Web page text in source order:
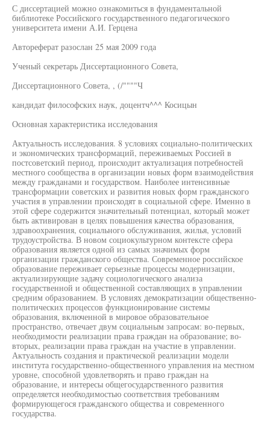
С диссертацией можно ознакомиться в фундаментальной
библиотеке Российского государственного педагогического
университета имени А.И. Герцена
Автореферат разослан 25 мая 2009 года
Ученый секретарь Диссертационного Совета,
Диссертационного Совета, , (/""""Ч
кандидат философских наук, доцентч^^^ Косицын
Основная характеристика исследования
Актуальность исследования. 8 условиях социально-политических
и экономических трансформаций, переживаемых Россией в
постсоветский период, происходит актуализация потребностей
местного сообщества в организации новых форм взаимодействия
между гражданами и государством. Наиболее интенсивные
трансформации советских и развития новых форм гражданского
участия в управлении происходят в социальной сфере. Именно в
этой сфере содержится значительный потенциал, который может
быть активирован в целях повышения качества образования,
здравоохранения, социального обслуживания, жилья, условий
трудоустройства. В новом социокультурном контексте сфера
образования является одной из самых значимых форм
организации гражданского общества. Современное российское
образование переживает серьезные процессы модернизации,
актуализирующие задачу социологического анализа
государственной и общественной составляющих в управлении
средним образованием. В условиях демократизации общественно-
политических процессов функционирование системы
образования, включенной в мировое образовательное
пространство, отвечает двум социальным запросам: во-первых,
необходимости реализации права граждан на образование; во-
вторых, реализации права граждан на участие в управлении.
Актуальность создания и практической реализации модели
института государственно-общественного управления на местном
уровне, способной удовлетворять и право граждан на
образование, и интересы общегосударственного развития
определяется необходимостью соответствия требованиям
формирующегося гражданского общества и современного
государства.